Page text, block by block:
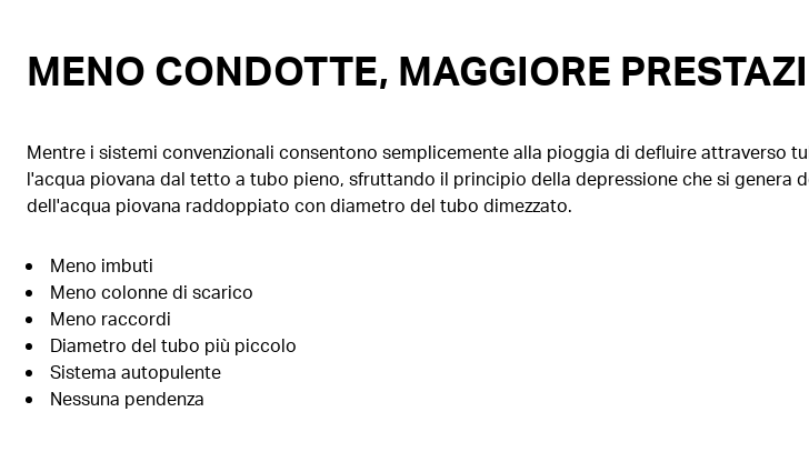
MENO CONDOTTE, MAGGIORE
Mentre i sistemi convenzionali consentono semplicemente alla pioggia di defluire attraverso
l'acqua piovana dal tetto a tubo pieno, sfruttando il principio della depressione che si
dell'acqua piovana raddoppiato con diametro del tubo dimezzato.
Meno imbuti
Meno colonne di scarico
Meno raccordi
Diametro del tubo più piccolo
Sistema autopulente
Nessuna pendenza